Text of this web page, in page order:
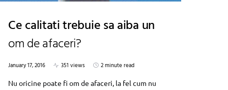
Ce calitati trebuie sa aiba un
om de afaceri?
January 17, 2016 351 views
2 minute read
Nu oricine poate fi om de afaceri, la fel cum nu